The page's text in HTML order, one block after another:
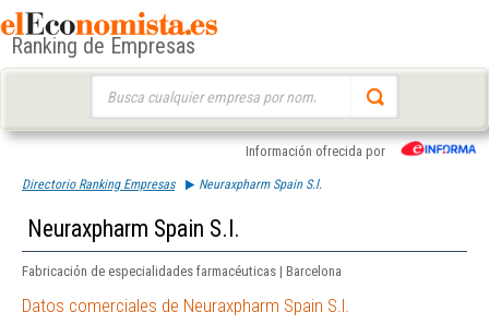
Ranking de Empresas
Información ofrecida por
Directorio Ranking Empresas Neuraxpharm Spain S.l.
Neuraxpharm Spain S.l.
Fabricación de especialidades farmacéuticas | Barcelona
Datos comerciales de Neuraxpharm Spain S.l.